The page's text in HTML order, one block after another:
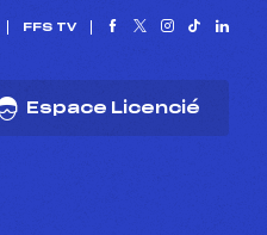
FFS TV
Espace Licencié